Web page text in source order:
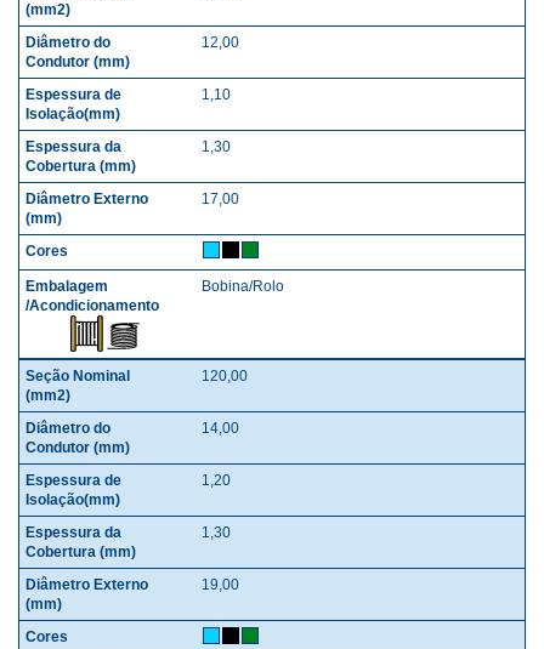
12,00
1,10
1,30
17,00
Bobina/Rolo
120,00
14,00
1,20
1,30
19,00